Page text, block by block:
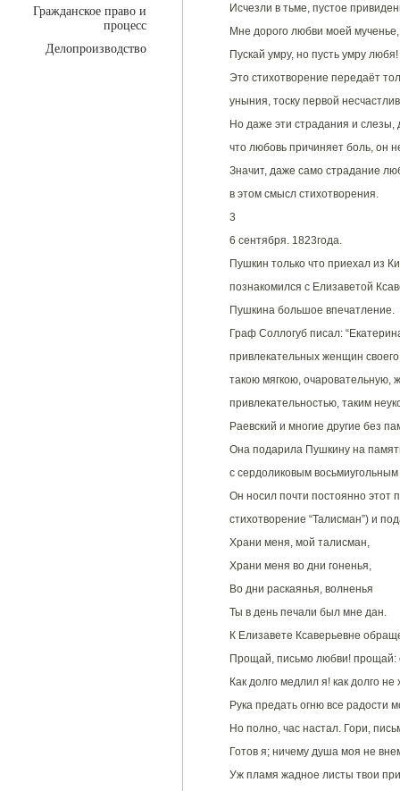
Гражданское право и
процесс
Делопроизводство
Исчезли в тьме, пустое
Мне дорого любви моей
Пускай умру, но пусть умру любя!
Это стихотворение передаёт
уныния, тоску первой
Но даже эти страдания и слезы,
что любовь причиняет боль, он
Значит, даже само страдание
в этом смысл стихотворения.
3
6 сентября. 1823года.
Пушкин только что приехал из
познакомился с Елизаветой
Пушкина большое впечатление.
Граф Соллогуб писал:
привлекательных женщин
такою мягкою, очаровательную,
привлекательностью, таким
Раевский и многие другие без
Она подарила Пушкину на
с сердоликовым
Он носил почти постоянно этот
стихотворение “Талисман”) и
Храни меня, мой талисман,
Храни меня во дни гоненья,
Во дни раскаянья, волненья
Ты в день печали был мне дан.
К Елизавете Ксаверьевне
Прощай, письмо любви! прощай:
Как долго медлил я! как долго не
Рука предать огню все радости
Но полно, час настал. Гори,
Готов я; ничему душа моя не
Уж пламя жадное листы твои